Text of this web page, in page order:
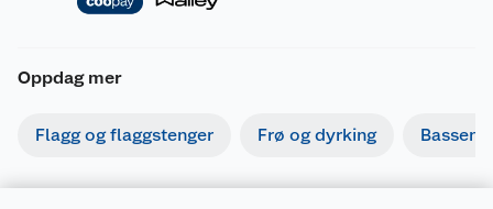
Oppdag mer
Flagg og flaggstenger Frø og dyrking Basseng